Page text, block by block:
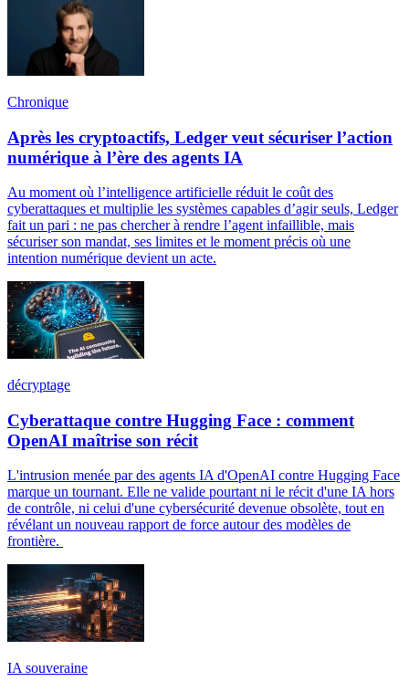
Chronique
Après les cryptoactifs, Ledger veut sécuriser l’action
numérique à l’ère des agents IA
Au moment où l’intelligence artificielle réduit le coût des
cyberattaques et multiplie les systèmes capables d’agir seuls, Ledger
fait un pari : ne pas chercher à rendre l’agent infaillible, mais
sécuriser son mandat, ses limites et le moment précis où une
intention numérique devient un acte.
décryptage
Cyberattaque contre Hugging Face : comment
OpenAI maîtrise son récit
L'intrusion menée par des agents IA d'OpenAI contre Hugging Face
marque un tournant. Elle ne valide pourtant ni le récit d'une IA hors
de contrôle, ni celui d'une cybersécurité devenue obsolète, tout en
révélant un nouveau rapport de force autour des modèles de
frontière.
IA souveraine